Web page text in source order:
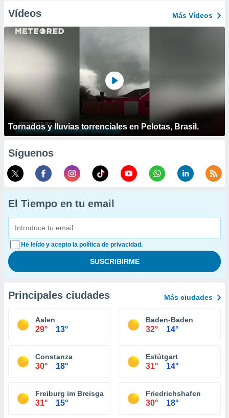
Vídeos Más Vídeos
Tornados y lluvias torrenciales en Pelotas, Brasil.
Síguenos
El Tiempo en tu email
He leído y acepto la política de privacidad.
Principales ciudades Más ciudades
Aalen
29° 13°
Baden-Baden
32° 14°
Constanza
30° 18°
Estútgart
31° 14°
Freiburg im Breisgau
31° 15°
Friedrichshafen
30° 18°